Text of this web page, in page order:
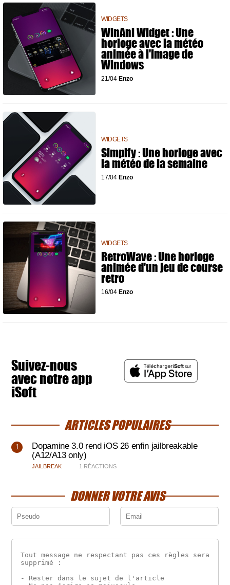
WIDGETS
WinAni Widget : Une
horloge avec la météo
animée à l'image de
Windows
21/04 Enzo
WIDGETS
Simplfy : Une horloge avec
la météo de la semaine
17/04 Enzo
WIDGETS
RetroWave : Une horloge
animée d'un jeu de course
retro
16/04 Enzo
Suivez-nous
avec notre app
iSoft
ARTICLES POPULAIRES
Dopamine 3.0 rend iOS 26 enfin jailbreakable
(A12/A13 only)
JAILBREAK 1 RÉACTIONS
DONNER VOTRE AVIS